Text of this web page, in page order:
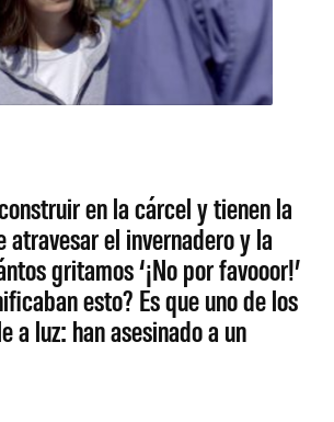
en la cárcel y tienen la
atravesar el invernadero y la
gritamos ‘¡No por favooor!’
esto? Es que uno de los
a luz: han asesinado a un